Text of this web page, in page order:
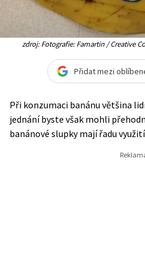
zdroj: Fotografie: Famartin / Creative
Přidat mezi
Při konzumaci banánu většina
jednání byste však mohli
banánové slupky mají řadu